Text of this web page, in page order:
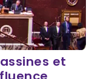
et